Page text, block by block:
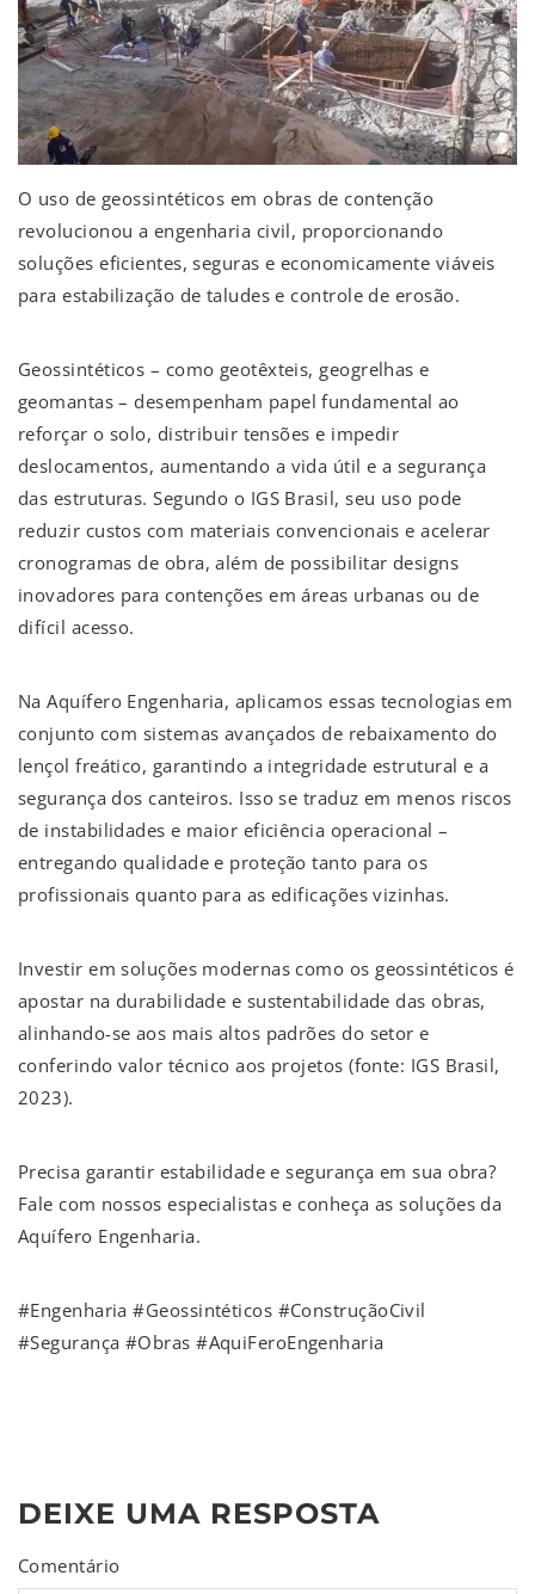
O uso de geossintéticos em obras de contenção
revolucionou a engenharia civil, proporcionando
soluções eficientes, seguras e economicamente viáveis
para estabilização de taludes e controle de erosão.
Geossintéticos – como geotêxteis, geogrelhas e
geomantas – desempenham papel fundamental ao
reforçar o solo, distribuir tensões e impedir
deslocamentos, aumentando a vida útil e a segurança
das estruturas. Segundo o IGS Brasil, seu uso pode
reduzir custos com materiais convencionais e acelerar
cronogramas de obra, além de possibilitar designs
inovadores para contenções em áreas urbanas ou de
difícil acesso.
Na Aquífero Engenharia, aplicamos essas tecnologias em
conjunto com sistemas avançados de rebaixamento do
lençol freático, garantindo a integridade estrutural e a
segurança dos canteiros. Isso se traduz em menos riscos
de instabilidades e maior eficiência operacional –
entregando qualidade e proteção tanto para os
profissionais quanto para as edificações vizinhas.
Investir em soluções modernas como os geossintéticos é
apostar na durabilidade e sustentabilidade das obras,
alinhando-se aos mais altos padrões do setor e
conferindo valor técnico aos projetos (fonte: IGS Brasil,
2023).
Precisa garantir estabilidade e segurança em sua obra?
Fale com nossos especialistas e conheça as soluções da
Aquífero Engenharia.
#Engenharia #Geossintéticos #ConstruçãoCivil
#Segurança #Obras #AquiFeroEngenharia
DEIXE UMA RESPOSTA
Comentário